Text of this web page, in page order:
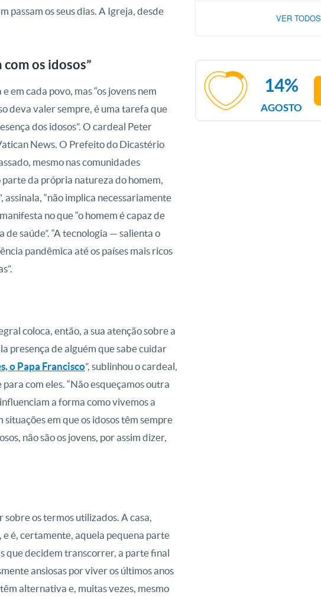
passam os seus dias. A Igreja, desde
os idosos”
em cada povo, mas “os jovens nem
deva valer sempre, é uma tarefa que
dos idosos”. O cardeal Peter
News. O Prefeito do Dicastério
mesmo nas comunidades
da própria natureza do homem,
“não implica necessariamente
no que “o homem é capaz de
saúde”. “A tecnologia — salienta o
pandêmica até os países mais ricos
coloca, então, a sua atenção sobre a
presença de alguém que sabe cuidar
o Papa Francisco”, sublinhou o cardeal,
com eles. “Não esqueçamos outra
a forma como vivemos a
em que os idosos têm sempre
não são os jovens, por assim dizer,
os termos utilizados. A casa,
é, certamente, aquela pequena parte
que decidem transcorrer, a parte final
ansiosas por viver os últimos anos
alternativa e, muitas vezes, mesmo
VER TODOS
AGOSTO
14%